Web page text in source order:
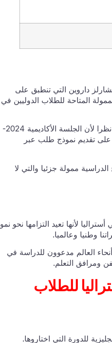
داروين التي تنطبق على
المتاحة للطلاب الدوليين في
يفتح تطبيق المنح الدراسية العالمية للتميز والزعيم في الاتحاد الديمقراطي المسيحي كل عام نظرا لأن الجلسة الأكاديمية 2024-
على تقديم نموذج طلب عبر
ممولة جزئيا والتي لا
لأنها تعيد التزامها نحو نمو
وطنيا وعالميا.
أكثر من 2000 طالب دولي من جميع أنحاء العالم مدعوون للدراسة في
ومرافق التعلم.
للطلاب
للدورة التي اختاروها.